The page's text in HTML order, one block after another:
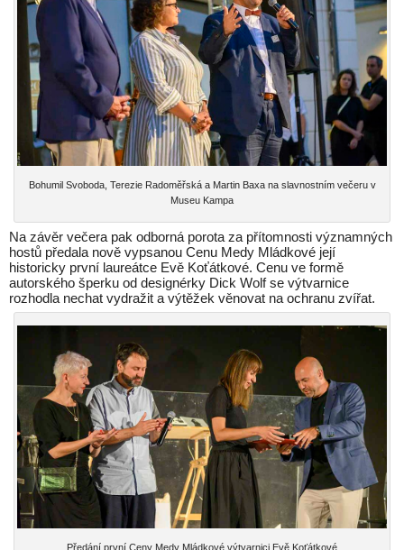
Bohumil Svoboda, Terezie Radoměřská a Martin Baxa na slavnostním večeru v
Museu Kampa
Na závěr večera pak odborná porota za přítomnosti významných
hostů předala nově vypsanou Cenu Medy Mládkové její
historicky první laureátce Evě Koťátkové. Cenu ve formě
autorského šperku od designérky Dick Wolf se výtvarnice
rozhodla nechat vydražit a výtěžek věnovat na ochranu zvířat.
Předání první Ceny Medy Mládkové výtvarnici Evě Koťátkové